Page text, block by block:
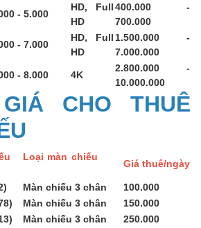
- 5.000
HD, Full
HD
400.000 -
700.000
- 7.000
HD, Full
HD
1.500.000 -
7.000.000
- 8.000 4K
2.800.000 -
10.000.000
CHO THUÊ
Loại màn chiếu
Giá thuê/ngày
Màn chiếu 3 chân
100.000
Màn chiếu 3 chân
150.000
Màn chiếu 3 chân
250.000